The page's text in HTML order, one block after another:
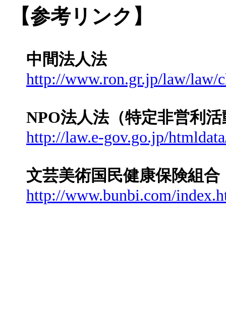
【参考リンク】
中間法人法
http://www.ron.gr.jp/law/law/
NPO法人法（特定非営利
http://law.e-gov.go.jp/
文芸美術国民健康保険組合
http://www.bunbi.com/